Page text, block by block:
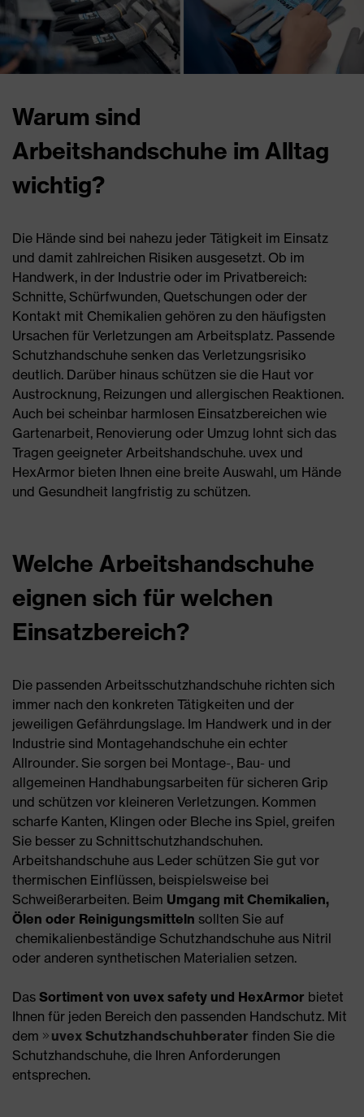
Warum sind
Arbeitshandschuhe im Alltag
wichtig?
Die Hände sind bei nahezu jeder Tätigkeit im Einsatz
und damit zahlreichen Risiken ausgesetzt. Ob im
Handwerk, in der Industrie oder im Privatbereich:
Schnitte, Schürfwunden, Quetschungen oder der
Kontakt mit Chemikalien gehören zu den häufigsten
Ursachen für Verletzungen am Arbeitsplatz. Passende
Schutzhandschuhe senken das Verletzungsrisiko
deutlich. Darüber hinaus schützen sie die Haut vor
Austrocknung, Reizungen und allergischen Reaktionen.
Auch bei scheinbar harmlosen Einsatzbereichen wie
Gartenarbeit, Renovierung oder Umzug lohnt sich das
Tragen geeigneter Arbeitshandschuhe. uvex und
HexArmor bieten Ihnen eine breite Auswahl, um Hände
und Gesundheit langfristig zu schützen.
Welche Arbeitshandschuhe
eignen sich für welchen
Einsatzbereich?
Die passenden Arbeitsschutzhandschuhe richten sich
immer nach den konkreten Tätigkeiten und der
jeweiligen Gefährdungslage. Im Handwerk und in der
Industrie sind Montagehandschuhe ein echter
Allrounder. Sie sorgen bei Montage-, Bau- und
allgemeinen Handhabungsarbeiten für sicheren Grip
und schützen vor kleineren Verletzungen. Kommen
scharfe Kanten, Klingen oder Bleche ins Spiel, greifen
Sie besser zu Schnittschutzhandschuhen.
Arbeitshandschuhe aus Leder schützen Sie gut vor
thermischen Einflüssen, beispielsweise bei
Schweißerarbeiten. Beim Umgang mit Chemikalien,
Ölen oder Reinigungsmitteln sollten Sie auf
chemikalienbeständige Schutzhandschuhe aus Nitril
oder anderen synthetischen Materialien setzen.
Das Sortiment von uvex safety und HexArmor bietet
Ihnen für jeden Bereich den passenden Handschutz. Mit
dem
uvex Schutzhandschuhberater finden Sie die
Schutzhandschuhe, die Ihren Anforderungen
entsprechen.